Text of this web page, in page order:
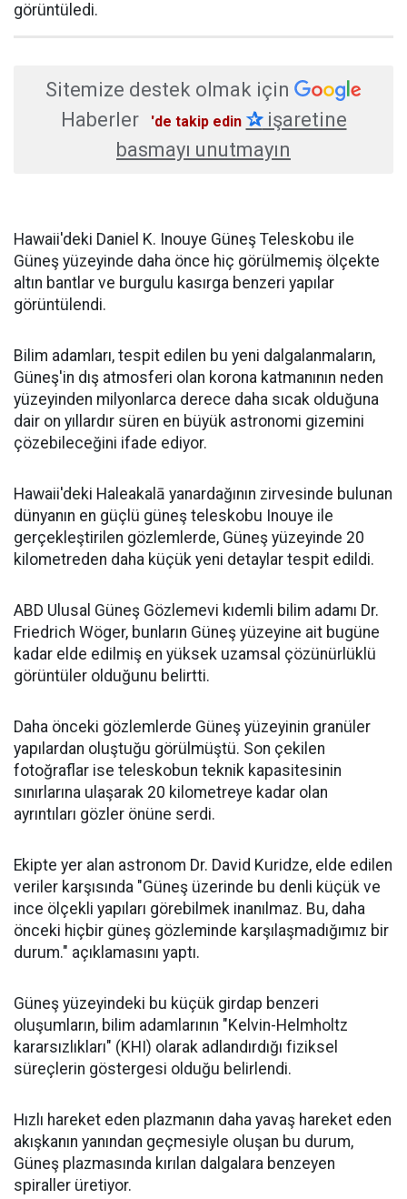
görüntüledi.
Sitemize destek olmak için
Haberler
'de takip edin ✰işaretine
basmayı unutmayın
Hawaii'deki Daniel K. Inouye Güneş Teleskobu ile
Güneş yüzeyinde daha önce hiç görülmemiş ölçekte
altın bantlar ve burgulu kasırga benzeri yapılar
görüntülendi.
Bilim adamları, tespit edilen bu yeni dalgalanmaların,
Güneş'in dış atmosferi olan korona katmanının neden
yüzeyinden milyonlarca derece daha sıcak olduğuna
dair on yıllardır süren en büyük astronomi gizemini
çözebileceğini ifade ediyor.
Hawaii'deki Haleakalā yanardağının zirvesinde bulunan
dünyanın en güçlü güneş teleskobu Inouye ile
gerçekleştirilen gözlemlerde, Güneş yüzeyinde 20
kilometreden daha küçük yeni detaylar tespit edildi.
ABD Ulusal Güneş Gözlemevi kıdemli bilim adamı Dr.
Friedrich Wöger, bunların Güneş yüzeyine ait bugüne
kadar elde edilmiş en yüksek uzamsal çözünürlüklü
görüntüler olduğunu belirtti.
Daha önceki gözlemlerde Güneş yüzeyinin granüler
yapılardan oluştuğu görülmüştü. Son çekilen
fotoğraflar ise teleskobun teknik kapasitesinin
sınırlarına ulaşarak 20 kilometreye kadar olan
ayrıntıları gözler önüne serdi.
Ekipte yer alan astronom Dr. David Kuridze, elde edilen
veriler karşısında "Güneş üzerinde bu denli küçük ve
ince ölçekli yapıları görebilmek inanılmaz. Bu, daha
önceki hiçbir güneş gözleminde karşılaşmadığımız bir
durum." açıklamasını yaptı.
Güneş yüzeyindeki bu küçük girdap benzeri
oluşumların, bilim adamlarının "Kelvin-Helmholtz
kararsızlıkları" (KHI) olarak adlandırdığı fiziksel
süreçlerin göstergesi olduğu belirlendi.
Hızlı hareket eden plazmanın daha yavaş hareket eden
akışkanın yanından geçmesiyle oluşan bu durum,
Güneş plazmasında kırılan dalgalara benzeyen
spiraller üretiyor.